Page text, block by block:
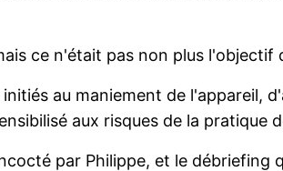
ce n'était pas non plus l'objectif
au maniement de l'appareil,
aux risques de la pratique
par Philippe, et le débriefing